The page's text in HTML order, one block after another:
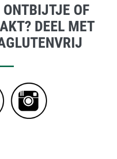
OF
DEEL MET